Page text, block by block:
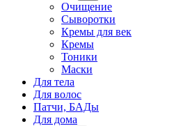
Очищение
Сыворотки
Кремы для век
Кремы
Тоники
Маски
Для тела
Для волос
Патчи, БАДы
Для дома